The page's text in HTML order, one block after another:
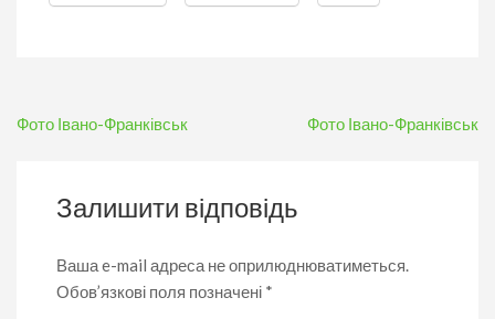
Навігація
Фото Івано-Франківськ Фото Івано-Франківськ
Залишити відповідь
Ваша e-mail адреса не оприлюднюватиметься.
Обов’язкові поля позначені *